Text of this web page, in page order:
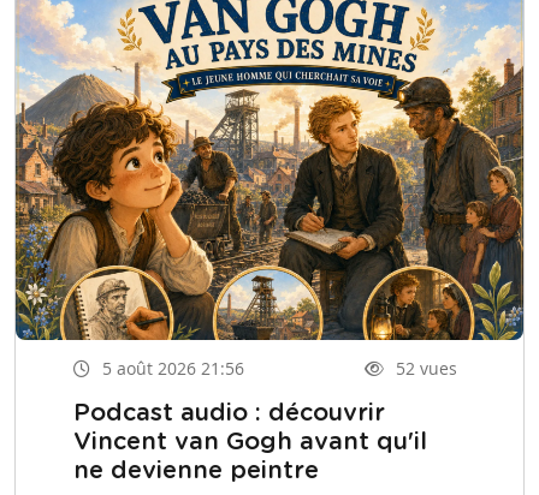
5 août 2026 21:56 52 vues
Podcast audio : découvrir
Vincent van Gogh avant qu'il
ne devienne peintre